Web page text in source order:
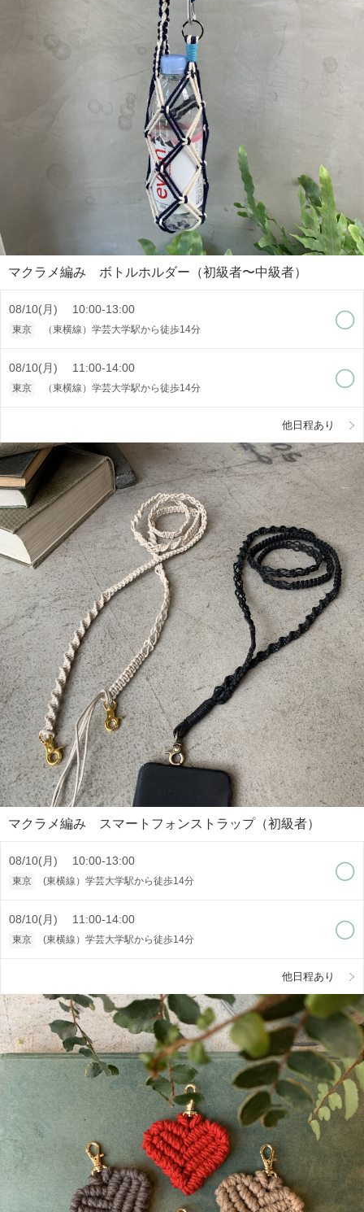
マクラメ編み ボトルホルダー（初級者〜中級者）
08/10(月) 10:00-13:00
東京 （東横線）学芸大学駅から徒歩14分
08/10(月) 11:00-14:00
東京 （東横線）学芸大学駅から徒歩14分
他日程あり
マクラメ編み スマートフォンストラップ（初級者）
08/10(月) 10:00-13:00
東京 (東横線）学芸大学駅から徒歩14分
08/10(月) 11:00-14:00
東京 (東横線）学芸大学駅から徒歩14分
他日程あり